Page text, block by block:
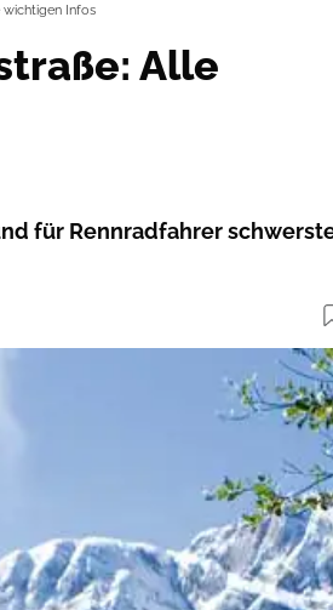
wichtigen Infos
Alle
für Rennradfahrer